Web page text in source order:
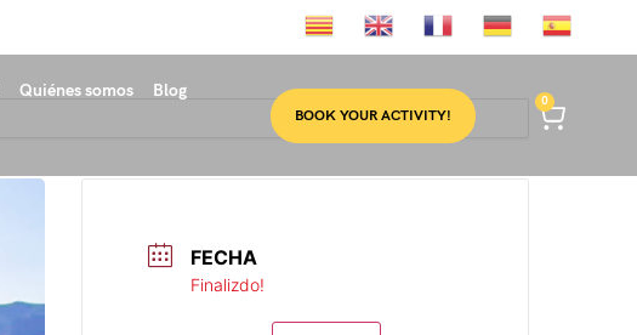
Quiénes somos Blog
BOOK YOUR ACTIVITY!
0
FECHA
Finalizdo!